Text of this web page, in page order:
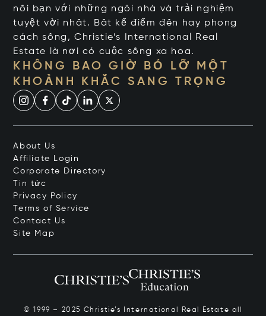
nối bạn với những ngôi nhà và trải nghiệm
tuyệt vời nhất. Bất kể điểm đến hay phong
cách sống, Christie’s International Real
Estate là nơi có cuộc sống xa hoa.
KHÔNG BAO GIỜ BỎ LỠ MỘT
KHOẢNH KHẮC SANG TRỌNG
About Us
Affiliate Login
Corporate Directory
Tin tức
Privacy Policy
Terms of Service
Contact Us
Site Map
© 1999 – 2025 Christie’s International Real Estate all